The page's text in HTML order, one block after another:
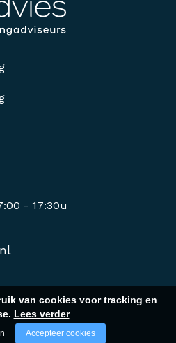
- 17:30u
van cookies voor tracking en
Lees verder
Accepteer cookies